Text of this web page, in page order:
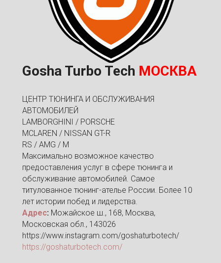
Gosha Turbo Tech МОСКВА
ЦЕНТР ТЮНИНГА И ОБСЛУЖИВАНИЯ
АВТОМОБИЛЕЙ
LAMBORGHINI / PORSCHE
MCLAREN / NISSAN GT-R
RS / AMG / M
Максимально возможное качество
предоставления услуг в сфере тюнинга и
обслуживание автомобилей. Самое
титулованное тюнинг-ателье России. Более 10
лет истории побед и лидерства.
Адрес: Можайское ш., 168, Москва,
Московская обл., 143026
https://www.instagram.com/goshaturbotech/
https://goshaturbotech.com/